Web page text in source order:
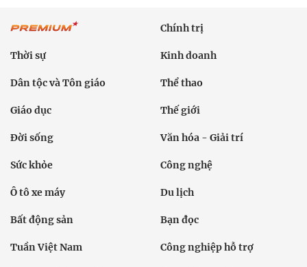
Chính trị
Thời sự Kinh doanh
Dân tộc và Tôn giáo Thể thao
Giáo dục Thế giới
Đời sống Văn hóa - Giải trí
Sức khỏe Công nghệ
Ô tô xe máy Du lịch
Bất động sản Bạn đọc
Tuần Việt Nam Công nghiệp hỗ trợ